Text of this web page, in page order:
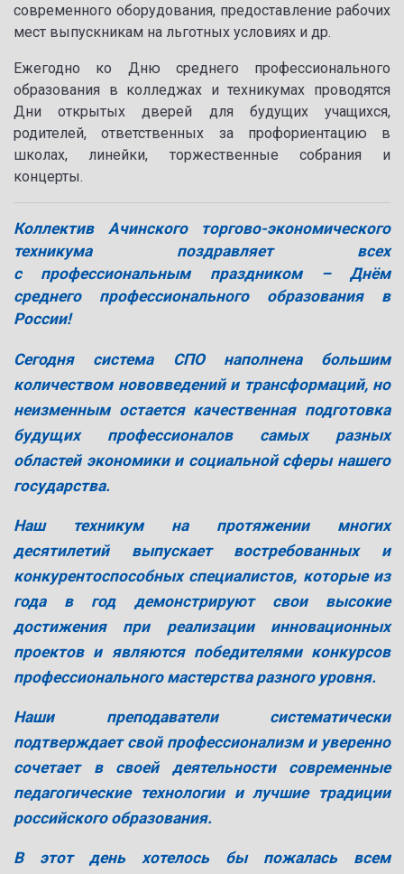
современного оборудования, предоставление рабочих
мест выпускникам на льготных условиях и др.
Ежегодно ко Дню среднего профессионального
образования в колледжах и техникумах проводятся
Дни открытых дверей для будущих учащихся,
родителей, ответственных за профориентацию в
школах, линейки, торжественные собрания и
концерты.
Коллектив Ачинского торгово-экономического
техникума поздравляет всех
с профессиональным праздником – Днём
среднего профессионального образования в
России!
Сегодня система СПО наполнена большим
количеством нововведений и трансформаций, но
неизменным остается качественная подготовка
будущих профессионалов самых разных
областей экономики и социальной сферы нашего
государства.
Наш техникум на протяжении многих
десятилетий выпускает востребованных и
конкурентоспособных специалистов, которые из
года в год демонстрируют свои высокие
достижения при реализации инновационных
проектов и являются победителями конкурсов
профессионального мастерства разного уровня.
Наши преподаватели систематически
подтверждает свой профессионализм и уверенно
сочетает в своей деятельности современные
педагогические технологии и лучшие традиции
российского образования.
В этот день хотелось бы пожалась всем